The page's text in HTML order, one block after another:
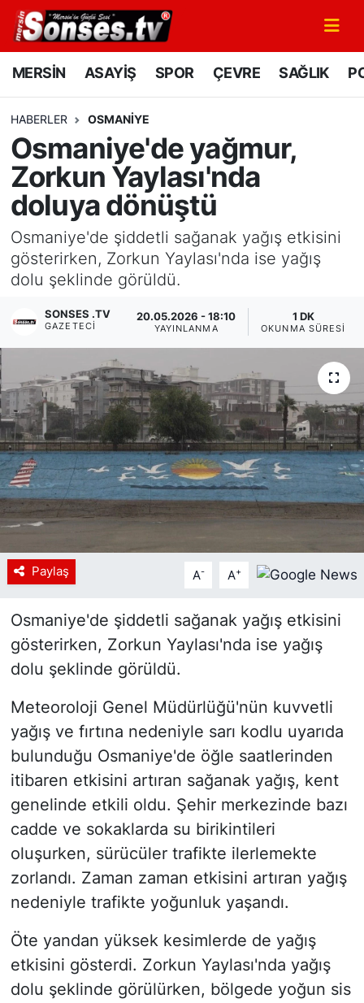
MERSİN ASAYİŞ SPOR ÇEVRE SAĞLIK
HABERLER OSMANIYE
Osmaniye'de yağmur,
Zorkun Yaylası'nda
doluya dönüştü
Osmaniye'de şiddetli sağanak yağış etkisini
gösterirken, Zorkun Yaylası'nda ise yağış
dolu şeklinde görüldü.
SONSES .TV
GAZETECI
20.05.2026 - 18:10
YAYINLANMA
1 DK
OKUNMA SÜRESI
Paylaş A- A+
Osmaniye'de şiddetli sağanak yağış etkisini
gösterirken, Zorkun Yaylası'nda ise yağış
dolu şeklinde görüldü.
Meteoroloji Genel Müdürlüğü'nün kuvvetli
yağış ve fırtına nedeniyle sarı kodlu uyarıda
bulunduğu Osmaniye'de öğle saatlerinden
itibaren etkisini artıran sağanak yağış, kent
genelinde etkili oldu. Şehir merkezinde bazı
cadde ve sokaklarda su birikintileri
oluşurken, sürücüler trafikte ilerlemekte
zorlandı. Zaman zaman etkisini artıran yağış
nedeniyle trafikte yoğunluk yaşandı.
Öte yandan yüksek kesimlerde de yağış
etkisini gösterdi. Zorkun Yaylası'nda yağış
dolu şeklinde görülürken, bölgede yoğun sis
MERSİN
SPOR
GÜNÜN MANŞETİ
DÜNYA
KÜLTÜR - SANAT
MAGAZİN
SAĞLIK
Siyaset
YEREL HABER
Haberde insan
Tanıtım
Mersin Nöbetçi Eczaneler
Mersin Namaz Vakitleri
Mersin Trafik Yoğunluk Haritası
Süper Lig Puan Durumu ve Fikstür
Tüm Manşetler
Son Dakika Haberleri
Haber Arşivi